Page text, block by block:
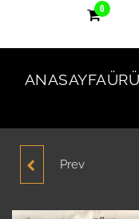
0
ANASAYFA
HYUNDAİ
Prev